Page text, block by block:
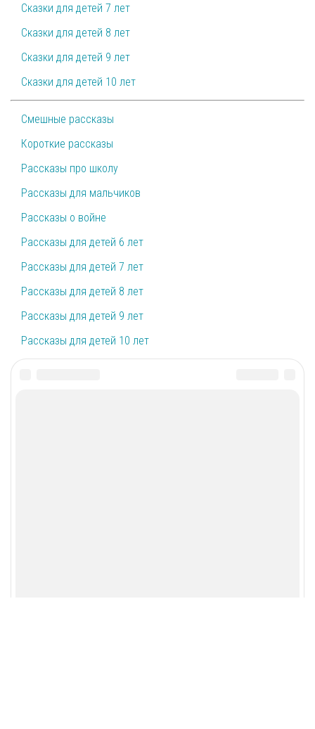
Сказки для детей 7 лет
Сказки для детей 8 лет
Сказки для детей 9 лет
Сказки для детей 10 лет
Смешные рассказы
Короткие рассказы
Рассказы про школу
Рассказы для мальчиков
Рассказы о войне
Рассказы для детей 6 лет
Рассказы для детей 7 лет
Рассказы для детей 8 лет
Рассказы для детей 9 лет
Рассказы для детей 10 лет